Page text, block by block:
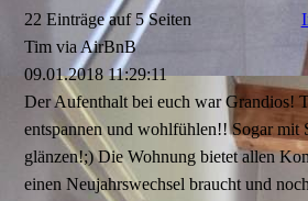
22 Einträge auf 5 Seiten
Tim via AirBnB
09.01.2018 11:29:11
Der Aufenthalt bei euch war Grandios!
entspannen und wohlfühlen!! Sogar mit
glänzen!;) Die Wohnung bietet allen
einen Neujahrswechsel braucht und